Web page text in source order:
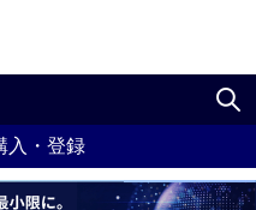
入・登録